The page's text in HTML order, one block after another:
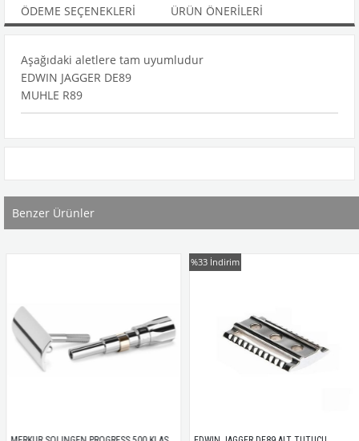
ÖDEME SEÇENEKLERI
ÜRÜN ÖNERILERI
Aşağıdaki aletlere tam uyumludur
EDWIN JAGGER DE89
MUHLE R89
Benzer Ürünler
%33 İndirim